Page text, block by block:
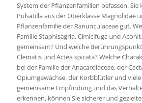
System der Pflanzenfamilien befassen.
Pulsatilla aus der Oberklasse Magnolidae
Pflanzenfamilie der Ranunculaceae gut.
Familie Staphisagria, Cimicifuga und
gemeinsam? Und welche
Clematis und Actea spicata? Welche
bei der Familie der Anacardiaceae, der
Opiumgewächse, der Korbblütler und
gemeinsame Empfindung und das
erkennen, können Sie sicherer und